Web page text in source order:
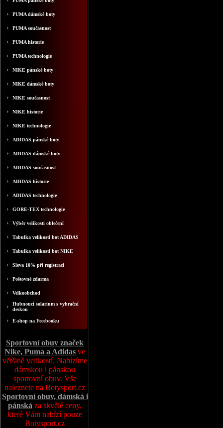
PUMA dámské boty
PUMA současnost
PUMA historie
PUMA technologie
NIKE pánské boty
NIKE dámské boty
NIKE současnost
NIKE historie
NIKE technologie
ADIDAS pánské boty
ADIDAS dámské boty
ADIDAS současnost
ADIDAS historie
ADIDAS technologie
GORE-TEX technologie
Výběr velikosti oblečení
Tabulka velikosti bot ADIDAS
Tabulka velikosti bot NIKE
Sleva 10% při registraci
Poštovné zdarma
Velkoobchod
Hubnoucí solarium s vybrační
deskou
E-shop na Fecebooku
Sportovní obuv značek
Nike, Puma a Adidas ve
většině velikostí. Nabízíme
dámskou i pánskou
sportovní obuv. Vše
naleznete na Botysport.cz
Sportovní obuv, dámská i
pánská za skvělé ceny,
které Vám nabízí pouze
Botysport.cz